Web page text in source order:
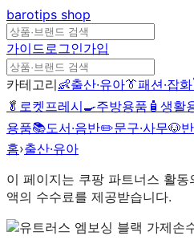
barotips shop
가이드로그인가입
카테고리👶출산·유아👔패션·잡화
🥬 로켓프레시🍳주방용품 🧴 생활
용품📚도서·음반✏️문구·사무🐶
홈›출산·유아
이 페이지는 쿠팡 파트너스 활
액의 수수료를 제공받습니다.